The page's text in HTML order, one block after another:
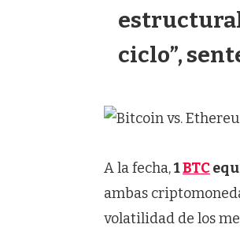
estructural
ciclo”,
A la fecha,1BTC
ambas
volatilidad de los